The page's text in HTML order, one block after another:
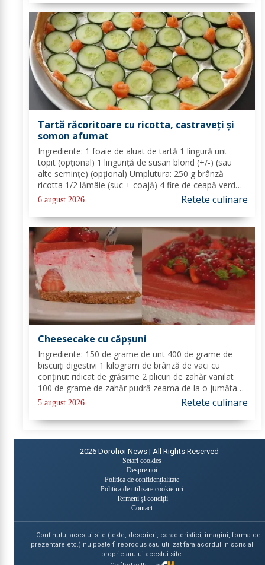
Tartă răcoritoare cu ricotta, castraveți și
somon afumat
Ingrediente: 1 foaie de aluat de tartă 1 lingură unt
topit (opțional) 1 linguriță de susan blond (+/-) (sau
alte semințe) (opțional) Umplutura: 250 g brânză
ricotta 1/2 lămâie (suc + coajă) 4 fire de ceapă verde
(+/-) piper Toppinguri: 1 castravete 80 gr somon
afumat 1 linguriță semințe de susan...
6 august 2026 Retete culinare
Cheesecake cu căpșuni
Ingrediente: 150 de grame de unt 400 de grame de
biscuiți digestivi 1 kilogram de brânză de vaci cu
conținut ridicat de grăsime 2 plicuri de zahăr vanilat
100 de grame de zahăr pudră zeama de la o jumătate
de lămâie 600 de mililitri de smântână pentru frișcă 4
foi de gelatină hidratate în apă rece...
5 august 2026 Retete culinare
2026 Dorohoi News | All Rights Reserved
Setari cookies
Despre noi
Politica de confidențialitate
Politica de utilizare cookie-uri
Termeni și condiții
Contact
Continutul acestui site (texte, descrieri, caracteristici, imagini, forma de
prezentare etc.) nu poate fi reprodus sau utilizat fara acordul in scris al
proprietarului acestui site.